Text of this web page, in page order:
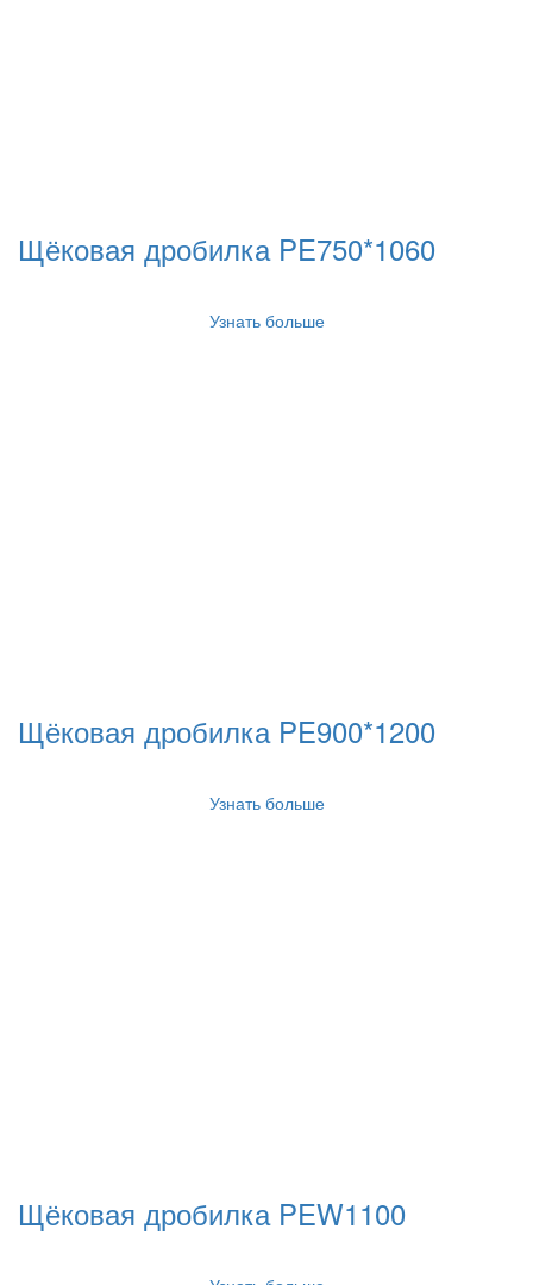
Щёковая дробилка PE750*1060
Узнать больше
Щёковая дробилка PE900*1200
Узнать больше
Щёковая дробилка PEW1100